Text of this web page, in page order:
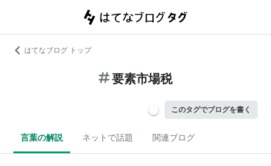
はてなブログ トップ
要素市場税
このタグでブログを書く
言葉の解説 ネットで話題 関連ブログ